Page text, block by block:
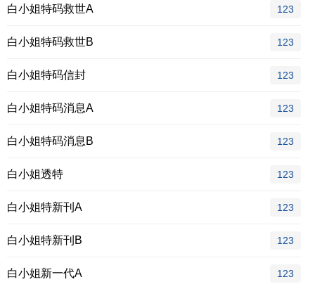
白小姐特码救世A 123
白小姐特码救世B 123
白小姐特码信封 123
白小姐特码消息A 123
白小姐特码消息B 123
白小姐透特 123
白小姐特新刊A 123
白小姐特新刊B 123
白小姐新一代A 123